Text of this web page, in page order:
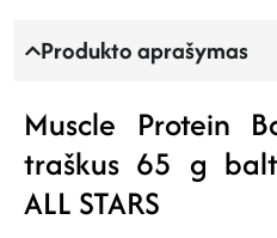
Produkto aprašymas
Muscle Protein
traškus 65 g
ALL STARS